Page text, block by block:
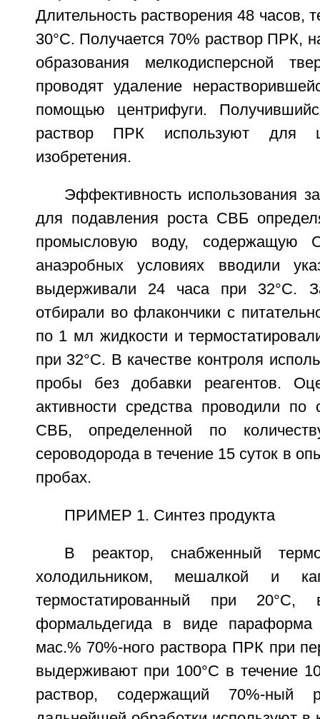
Длительность растворения 48 часов,
30°С. Получается 70% раствор ПРК,
образования мелкодисперсной
проводят удаление
помощью центрифуги.
раствор ПРК используют для
изобретения.
Эффективность использования
для подавления роста СВБ
промысловую воду, содержащую
анаэробных условиях вводили
выдерживали 24 часа при 32°С.
отбирали во флакончики с
по 1 мл жидкости и
при 32°С. В качестве контроля
пробы без добавки реагентов.
активности средства проводили по
СВБ, определенной по
сероводорода в течение 15 суток в
пробах.
ПРИМЕР 1. Синтез продукта
В реактор, снабженный
холодильником, мешалкой и
термостатированный при
формальдегида в виде
мас.% 70%-ного раствора ПРК при
выдерживают при 100°С в течение
раствор, содержащий 70%-ный